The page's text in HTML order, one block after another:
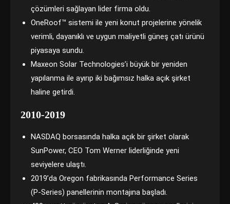
çözümleri sağlayan lider firma oldu.
OneRoof™ sistemi ile yeni konut projelerine yönelik
verimli, dayanıklı ve uygun maliyetli güneş çatı ürünü
piyasaya sundu.
Maxeon Solar Technologies’i büyük bir yeniden
yapılanma ile ayırıp iki bağımsız halka açık şirket
haline getirdi.
2010-2019
NASDAQ borsasında halka açık bir şirket olarak
SunPower, CEO Tom Werner liderliğinde yeni
seviyelere ulaştı.
2019’da Oregon fabrikasında Performance Series
(P-Series) panellerinin montajına başladı.